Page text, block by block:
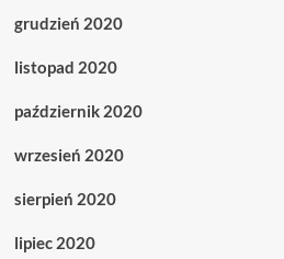
grudzień 2020
listopad 2020
październik 2020
wrzesień 2020
sierpień 2020
lipiec 2020